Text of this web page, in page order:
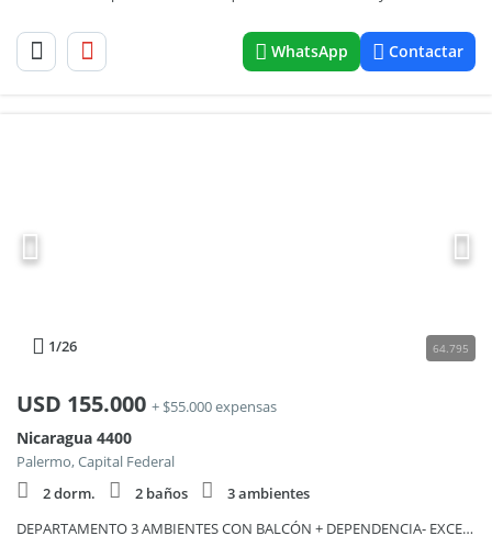
WhatsApp Contactar
1/26 64.795
USD 155.000 + $55.000 expensas
Nicaragua 4400
Palermo, Capital Federal
2 dorm.
2 baños
3 ambientes
DEPARTAMENTO 3 AMBIENTES CON BALCÓN + DEPENDENCIA- EXCELENTE DISTRIBUCIÓN